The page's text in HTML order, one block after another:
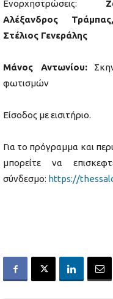
Ενορχηστρώσεις:
Αλέξανδρος
Στέλιος Γενεράλης
Μάνος Αντωνίου:
φωτισμών
Είσοδος με εισιτήριο.
Για το πρόγραμμα και
μπορείτε να
σύνδεσμο: https://